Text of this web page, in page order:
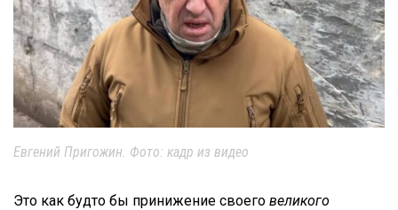
Евгений Пригожин. Фото: кадр из видео
Это как будто бы принижение своего великого